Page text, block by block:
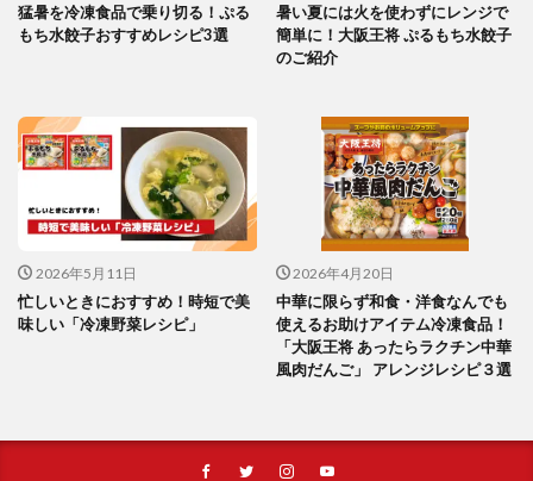
猛暑を冷凍食品で乗り切る！ぷる
もち水餃子おすすめレシピ3選
暑い夏には火を使わずにレンジで
簡単に！大阪王将 ぷるもち水餃子
のご紹介
2026年5月11日
忙しいときにおすすめ！時短で美
味しい「冷凍野菜レシピ」
2026年4月20日
中華に限らず和食・洋食なんでも
使えるお助けアイテム冷凍食品！
「大阪王将 あったらラクチン中華
風肉だんご」 アレンジレシピ３選